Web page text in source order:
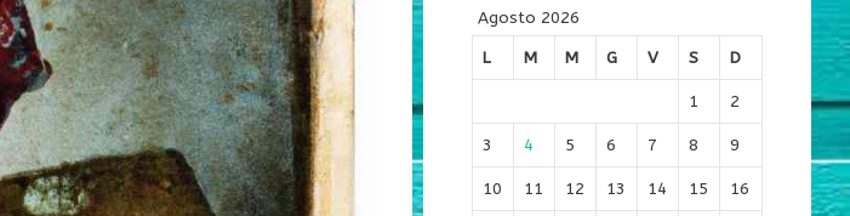
Agosto 2026
L
M M G V S D
1 2
3 4 5 6 7 8 9
10 11 12 13 14 15 16